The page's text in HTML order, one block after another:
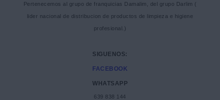
Pertenecemos al grupo de franquicias Damalim, del grupo Darlim (
lider nacional de distribucion de productos de limpieza e higiene
profesional.)
SIGUENOS:
FACEBOOK
WHATSAPP
639 838 144